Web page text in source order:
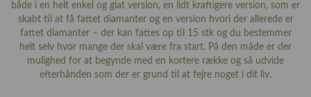
både i en helt enkel og glat version, en lidt kraftigere version, som er
skabt til at få fattet diamanter og en version hvori der allerede er
fattet diamanter – der kan fattes op til 15 stk og du bestemmer
helt selv hvor mange der skal være fra start. På den måde er der
mulighed for at begynde med en kortere række og så udvide
efterhånden som der er grund til at fejre noget i dit liv.